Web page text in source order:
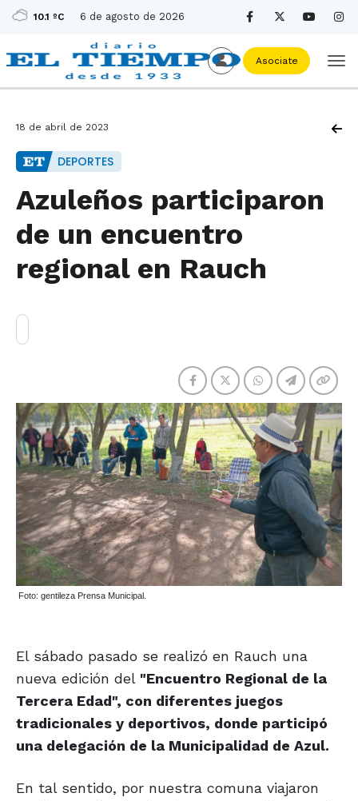
10.1 ºC 6 de agosto de 2026
Asociate
18 de abril de 2023
DEPORTES
Azuleños participaron
de un encuentro
regional en Rauch
Foto: gentileza Prensa Municipal.
El sábado pasado se realizó en Rauch una
nueva edición del "Encuentro Regional de la
Tercera Edad", con diferentes juegos
tradicionales y deportivos, donde participó
una delegación de la Municipalidad de Azul.
En tal sentido, por nuestra comuna viajaron